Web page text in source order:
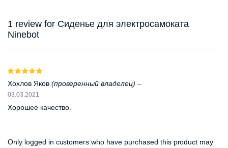
1 review for Сиденье для электросамоката
Ninebot
5из 5
Хохлов Яков (проверенный владелец) –
03.03.2021
Хорошее качество.
Only logged in customers who have purchased this product may